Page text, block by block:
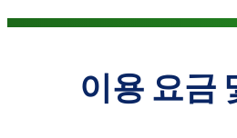
이용 요금